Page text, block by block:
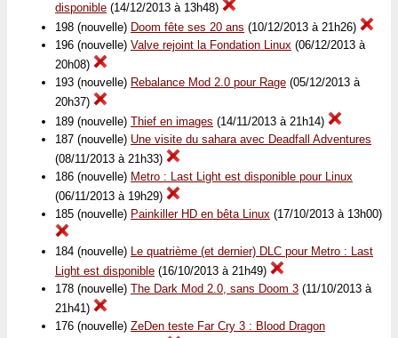
disponible (14/12/2013 à 13h48)
198 (nouvelle) Doom fête ses 20 ans (10/12/2013 à 21h26)
196 (nouvelle) Valve rejoint la Fondation Linux (06/12/2013 à
20h08)
193 (nouvelle) Rebalance Mod 2.0 pour Rage (05/12/2013 à
20h37)
189 (nouvelle) Thief en images (14/11/2013 à 21h14)
187 (nouvelle) Une visite du sahara avec Deadfall Adventures
(08/11/2013 à 21h33)
186 (nouvelle) Metro : Last Light est disponible pour Linux
(06/11/2013 à 19h29)
185 (nouvelle) Painkiller HD en bêta Linux (17/10/2013 à 13h00)
184 (nouvelle) Le quatrième (et dernier) DLC pour Metro : Last
Light est disponible (16/10/2013 à 21h49)
178 (nouvelle) The Dark Mod 2.0, sans Doom 3 (11/10/2013 à
21h41)
176 (nouvelle) ZeDen teste Far Cry 3 : Blood Dragon